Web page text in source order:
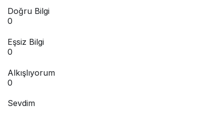
Doğru Bilgi
0
Eşsiz Bilgi
0
Alkışlıyorum
0
Sevdim